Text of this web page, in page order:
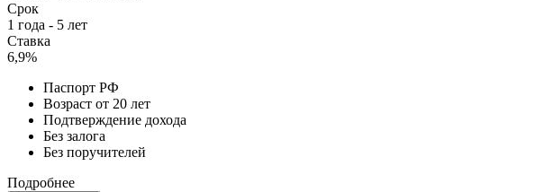
Срок
1 года - 5 лет
Ставка
6,9%
Паспорт РФ
Возраст от 20 лет
Подтверждение дохода
Без залога
Без поручителей
Подробнее